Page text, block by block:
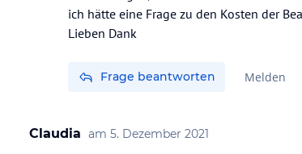
ich hätte eine Frage zu den Kosten der
Lieben Dank
Frage beantworten Melden
Claudia am 5. Dezember 2021